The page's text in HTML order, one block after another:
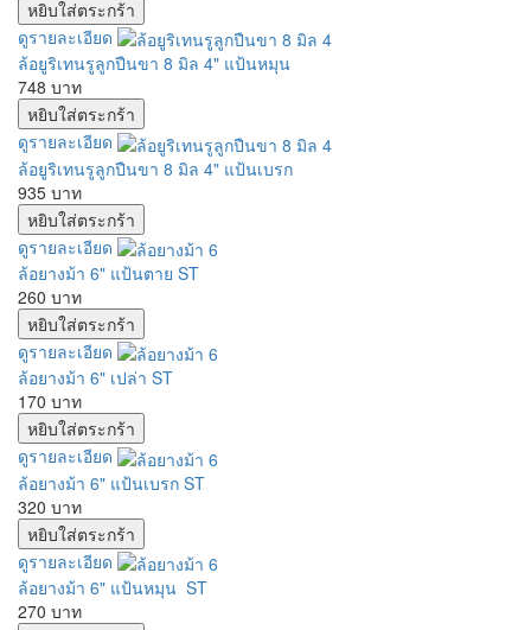
ดูรายละเอียด
ล้อยูริเทนรูลูกปืนขา 8 มิล 4" แป้นหมุน
748 บาท
ดูรายละเอียด
ล้อยูริเทนรูลูกปืนขา 8 มิล 4" แป้นเบรก
935 บาท
ดูรายละเอียด
ล้อยางม้า 6" แป้นตาย ST
260 บาท
ดูรายละเอียด
ล้อยางม้า 6" เปล่า ST
170 บาท
ดูรายละเอียด
ล้อยางม้า 6" แป้นเบรก ST
320 บาท
ดูรายละเอียด
ล้อยางม้า 6" แป้นหมุน ST
270 บาท